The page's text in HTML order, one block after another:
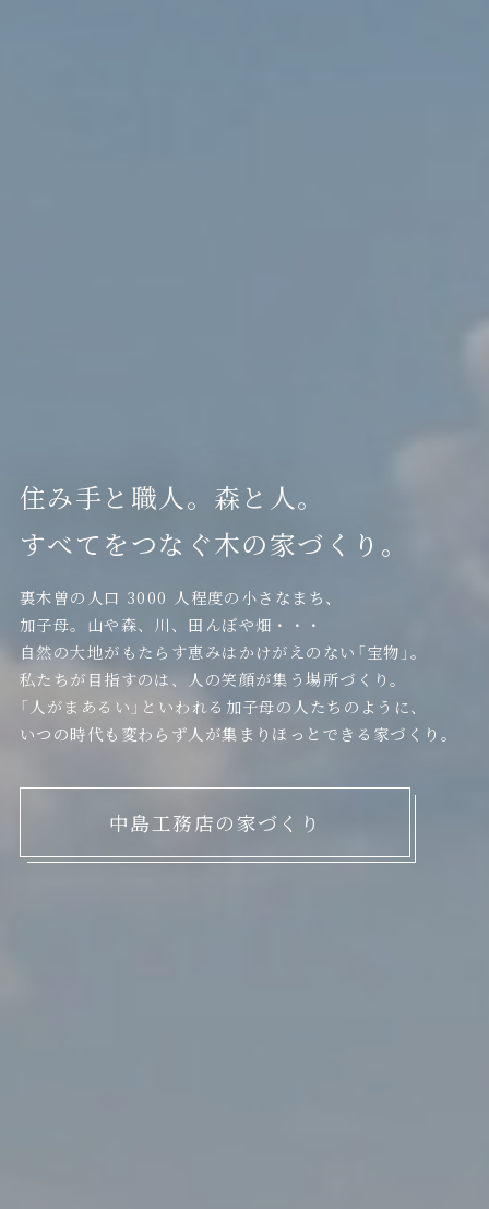
住み手と職人。森と人。
すべてをつなぐ木の家づくり。
裏木曽の人口 3000 人程度の小さなまち、
加子母。山や森、川、田んぼや畑・・・
自然の大地がもたらす恵みはかけがえのない「宝物」。
私たちが目指すのは、人の笑顔が集う場所づくり。
「人がまあるい」といわれる加子母の人たちのように、
いつの時代も変わらず人が集まりほっとできる家づくり。
中島工務店の家づくり